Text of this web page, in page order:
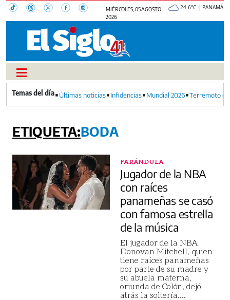
MIÉRCOLES, 05 AGOSTO
2026
24.6°C | PANAMÁ
Últimas noticias Infidencias Mundial 2026 Terremoto
BODA
FARÁNDULA
Jugador de la NBA
con raíces
panameñas se casó
con famosa estrella
de la música
El jugador de la NBA
Donovan Mitchell, quien
tiene raíces panameñas
por parte de su madre y
su abuela materna,
oriunda de Colón, dejó
atrás la soltería....